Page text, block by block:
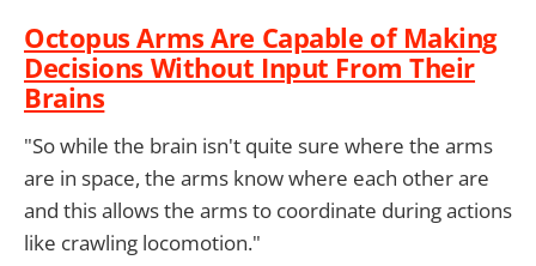
Octopus Arms Are Capable of Making
Decisions Without Input From Their
Brains
"So while the brain isn't quite sure where the arms
are in space, the arms know where each other are
and this allows the arms to coordinate during actions
like crawling locomotion."